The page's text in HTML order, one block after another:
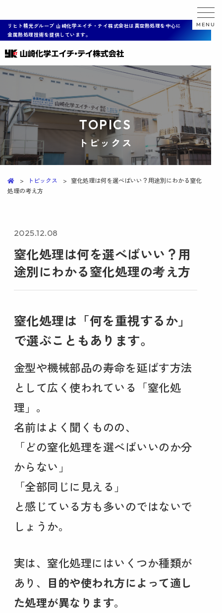
リヒト精光グループ 山崎化学エイチ・テイ株式会社は真空熱処理を中心に
金属熱処理技術を提供しています。
MENU
TOPICS
トピックス
トピックス
窒化処理は何を選べばいい？用途別にわかる窒化
処理の考え方
2025.12.08
窒化処理は何を選べばいい？用
途別にわかる窒化処理の考え方
窒化処理は「何を重視するか」
で選ぶこともあります。
金型や機械部品の寿命を延ばす方法
として広く使われている「窒化処
理」。
名前はよく聞くものの、
「どの窒化処理を選べばいいのか分
からない」
「全部同じに見える」
と感じている方も多いのではないで
しょうか。
実は、窒化処理にはいくつか種類が
あり、 目的や使われ方によって適し
た処理が異なります。